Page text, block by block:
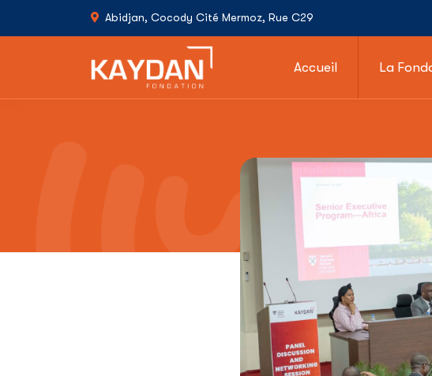
Abidjan, Cocody Cité Mermoz, Rue C29
Accueil La